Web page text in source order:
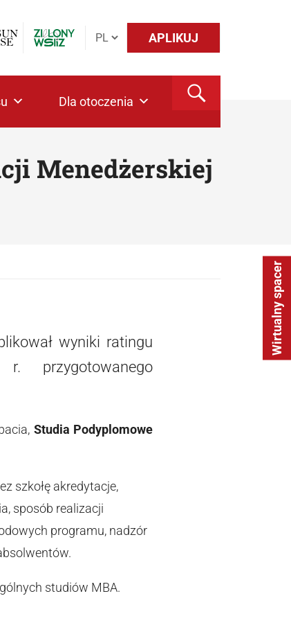
Wirtualny spacer
APLIKUJ
Dla otoczenia
Menedżerskiej
wyniki ratingu
przygotowanego
Studia Podyplomowe
szkołę akredytacje,
sposób realizacji
programu, nadzór
studiów MBA.